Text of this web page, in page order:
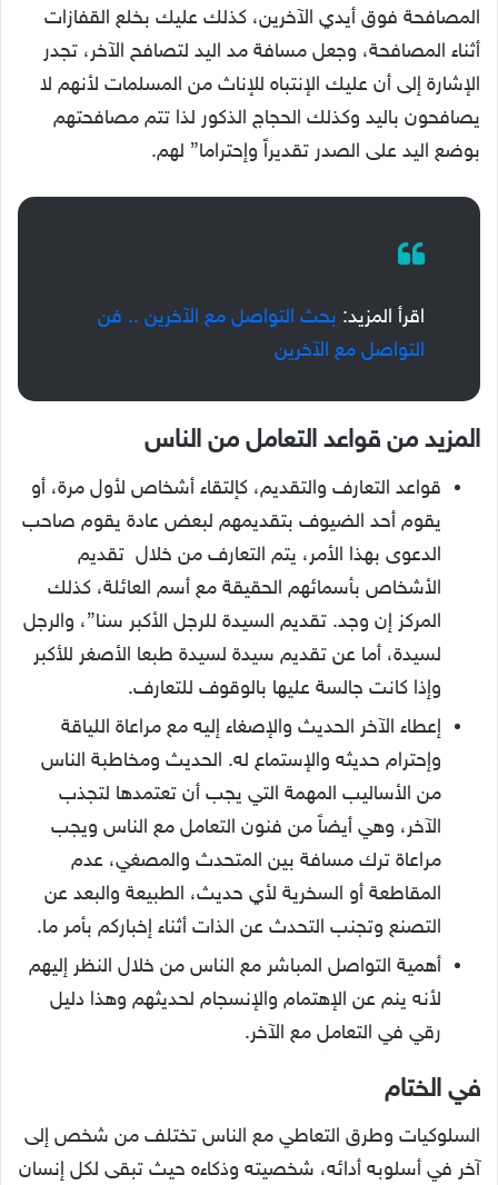
المصافحة فوق أيدي الآخرين، كذلك عليك بخلع القفازات
أثناء المصافحة، وجعل مسافة مد اليد لتصافح الآخر، تجدر
الإشارة إلى أن عليك الإنتباه للإناث من المسلمات لأنهم لا
يصافحون باليد وكذلك الحجاج الذكور لذا تتم مصافحتهم
بوضع اليد على الصدر تقديراً وإحتراما” لهم.
اقرأ المزيد: بحث التواصل مع الآخرين .. فن
التواصل مع الآخرين
المزيد من قواعد التعامل من الناس
قواعد التعارف والتقديم، كإلتقاء أشخاص لأول مرة، أو
يقوم أحد الضيوف بتقديمهم لبعض عادة يقوم صاحب
الدعوى بهذا الأمر، يتم التعارف من خلال تقديم
الأشخاص بأسمائهم الحقيقة مع أسم العائلة، كذلك
المركز إن وجد. تقديم السيدة للرجل الأكبر سنا”، والرجل
لسيدة، أما عن تقديم سيدة لسيدة طبعا الأصغر للأكبر
وإذا كانت جالسة عليها بالوقوف للتعارف.
إعطاء الآخر الحديث والإصغاء إليه مع مراعاة اللياقة
وإحترام حديثه والإستماع له. الحديث ومخاطبة الناس
من الأساليب المهمة التي يجب أن تعتمدها لتجذب
الآخر، وهي أيضاً من فنون التعامل مع الناس ويجب
مراعاة ترك مسافة بين المتحدث والمصغي، عدم
المقاطعة أو السخرية لأي حديث، الطبيعة والبعد عن
التصنع وتجنب التحدث عن الذات أثناء إخباركم بأمر ما.
أهمية التواصل المباشر مع الناس من خلال النظر إليهم
لأنه ينم عن الإهتمام والإنسجام لحديثهم وهذا دليل
رقي في التعامل مع الآخر.
في الختام
السلوكيات وطرق التعاطي مع الناس تختلف من شخص إلى
آخر في أسلوبه أدائه، شخصيته وذكاءه حيث تبقى لكل إنسان